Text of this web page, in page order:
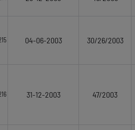
04-06-2003 30/26/2003
31-12-2003 47/2003